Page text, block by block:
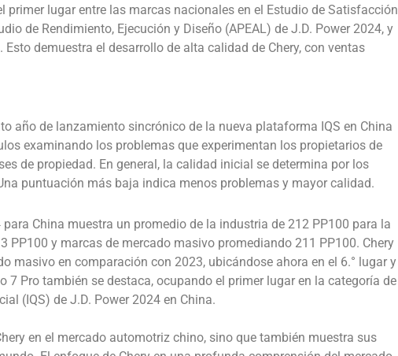
primer lugar entre las marcas nacionales en el Estudio de Satisfacción
de Rendimiento, Ejecución y Diseño (APEAL) de J.D. Power 2024, y
demuestra el desarrollo de alta calidad de Chery, con ventas
año de lanzamiento sincrónico de la nueva plataforma IQS en China
examinando los problemas que experimentan los propietarios de
de propiedad. En general, la calidad inicial se determina por los
puntuación más baja indica menos problemas y mayor calidad.
China muestra un promedio de la industria de 212 PP100 para la
y marcas de mercado masivo promediando 211 PP100. Chery
masivo en comparación con 2023, ubicándose ahora en el 6.° lugar y
7 Pro también se destaca, ocupando el primer lugar en la categoría de
(IQS) de J.D. Power 2024 en China.
en el mercado automotriz chino, sino que también muestra sus